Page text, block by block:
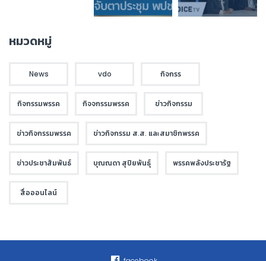
หมวดหมู่
News vdo กิจกรร
กิจกรรมพรรค กิจจกรรมพรรค ข่าวกิจกรรม
ข่าวกิจกรรมพรรค ข่าวกิจกรรม ส.ส. และสมาชิกพรรค
ข่าวประชาสัมพันธ์ บุณณดา สุปิยพันธุ์ พรรคพลังประชารัฐ
สื่อออนไลน์